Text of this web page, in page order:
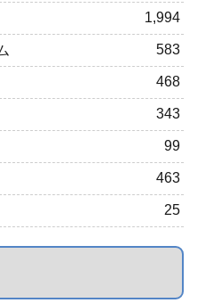
1,994
583
468
343
99
463
25